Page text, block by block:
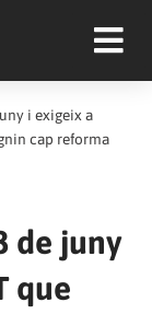
i exigeix a
cap reforma
de juny
que